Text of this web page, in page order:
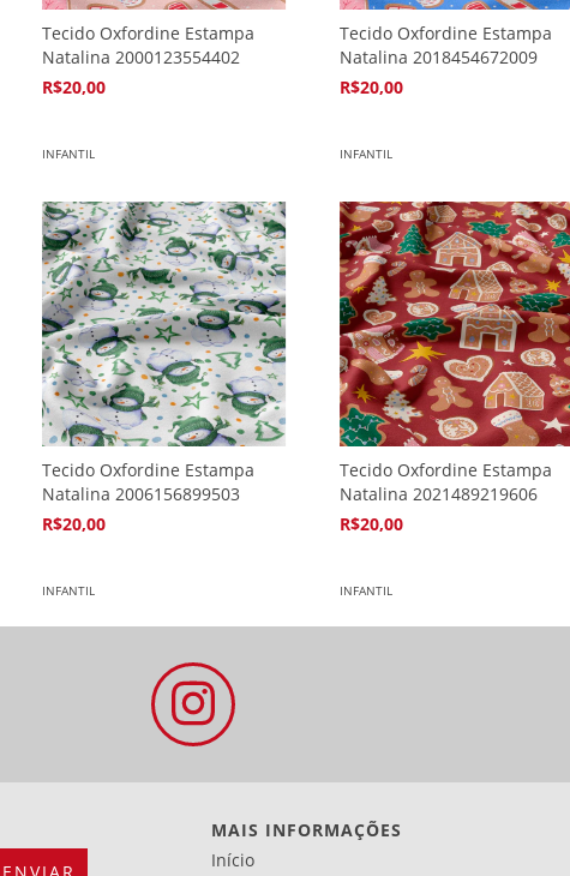
Tecido Oxfordine Estampa
Natalina 2000123554402
R$20,00
INFANTIL
Tecido Oxfordine Estampa
Natalina 2018454672009
R$20,00
INFANTIL
Tecido Oxfordine Estampa
Natalina 2006156899503
R$20,00
INFANTIL
Tecido Oxfordine Estampa
Natalina 2021489219606
R$20,00
INFANTIL
MAIS INFORMAÇÕES
Início